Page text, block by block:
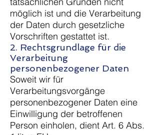
möglich ist und die Verarbeitung
der Daten durch gesetzliche
Vorschriften gestattet ist.
2. Rechtsgrundlage für die
Verarbeitung
personenbezogener Daten
Soweit wir für
Verarbeitungsvorgänge
personenbezogener Daten eine
Einwilligung der betroffenen
Person einholen, dient Art. 6 Abs.